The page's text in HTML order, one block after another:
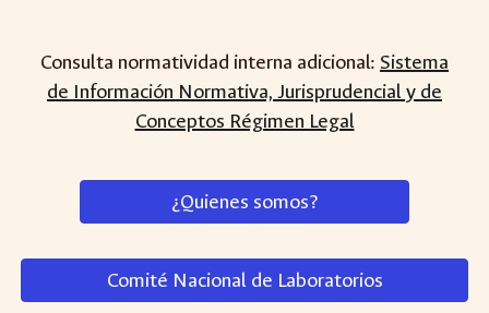
Consulta normatividad interna adicional: Sistema
de Información Normativa, Jurisprudencial y de
Conceptos Régimen Legal
¿Quienes somos?
Comité Nacional de Laboratorios